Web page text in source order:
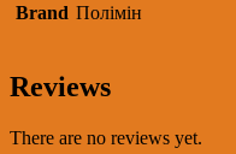
Brand Полімін
Reviews
There are no reviews yet.